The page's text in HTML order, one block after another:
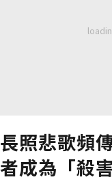
長照悲歌頻
者成為「殺